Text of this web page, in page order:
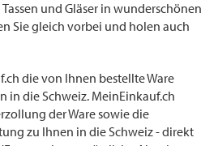
und Gläser in wunderschönen
Sie gleich vorbei und holen auch
die von Ihnen bestellte Ware
in die Schweiz. MeinEinkauf.ch
der Ware sowie die
zu Ihnen in die Schweiz - direkt